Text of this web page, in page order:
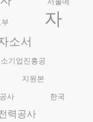
자
소서
기업진흥공
지원본
사
한국
력공사